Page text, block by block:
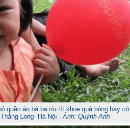
quần áo bà ba ríu rít khoe quả bóng bay có
Long- Hà Nội -Ảnh: Quỳnh Anh